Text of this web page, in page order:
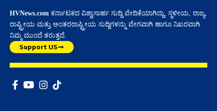
HVNews.com ಕರ್ನಾಟಕದ ವಿಶ್ವಾಸಾರ್ಹ ಸುದ್ದಿ ವೇದಿಕೆಯಾಗಿದ್ದು, ಸ್ಥಳೀಯ, ರಾಜ್ಯ,
ರಾಷ್ಟ್ರೀಯ ಮತ್ತು ಅಂತರರಾಷ್ಟ್ರೀಯ ಸುದ್ದಿಗಳನ್ನು ವೇಗವಾಗಿ ಹಾಗೂ ನಿಖರವಾಗಿ
ನಿಮ್ಮ ಮುಂದೆ ತರುತ್ತದೆ.
Support US